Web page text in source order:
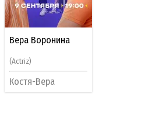
Вера Воронина
(Actriz)
Костя-Вера